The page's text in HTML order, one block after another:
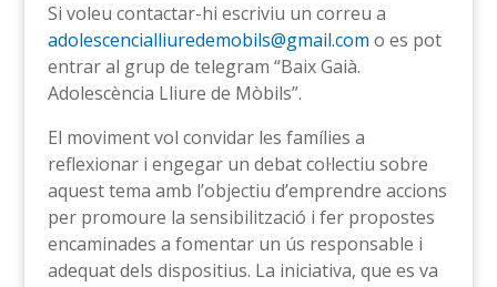
Si voleu contactar-hi escriviu un correu a
adolescencialliuredemobils@gmail.com o es pot
entrar al grup de telegram “Baix Gaià.
Adolescència Lliure de Mòbils”.
El moviment vol convidar les famílies a
reflexionar i engegar un debat col·lectiu sobre
aquest tema amb l’objectiu d’emprendre accions
per promoure la sensibilització i fer propostes
encaminades a fomentar un ús responsable i
adequat dels dispositius. La iniciativa, que es va